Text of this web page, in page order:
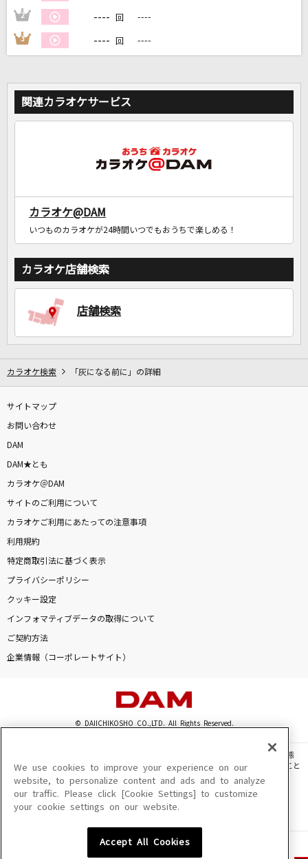
2 ---- 回 ----
3 ---- 回 ----
関連カラオケサービス
カラオケ@DAM
いつものカラオケが24時間いつでもおうちで楽しめる！
カラオケ店舗検索
店舗検索
カラオケ検索 「灰になる前に」の詳細
サイトマップ
お問い合わせ
DAM
DAM★とも
カラオケ＠DAM
サイトのご利用について
カラオケご利用にあたっての注意事項
利用規約
特定商取引法に基づく表示
プライバシーポリシー
クッキー設定
インフォマティブデータの取得について
ご契約方法
企業情報（コーポレートサイト）
© DAIICHIKOSHO CO.,LTD. All Rights Reserved.
このサイトに掲載されている一切の文章・画像・写真・動画・音声等を、手段や形態
を問わず、著作権法の定める範囲を超えて無断で複製、転載、ファイル化などすること
を禁じます。
楽曲及びコンテンツは、機種によりご利用いただけない場合があります。
楽曲及びコンテンツの配信日、配信内容が変更になる場合があります。
We use cookies to improve your experience on our
website, to personalize content and ads and to analyze
our traffic. Please click [Cookie Settings] to customize
your cookie settings on our website.
Accept All Cookies